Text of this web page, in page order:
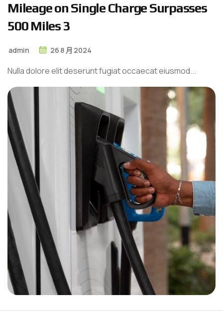
Mileageon Single Charge Surpasses
500 Miles 3
admin 26 8 月 2024
Nulla dolore elit deserunt fugiat occaecat eiusmod...